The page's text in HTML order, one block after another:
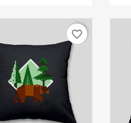
favorite_border